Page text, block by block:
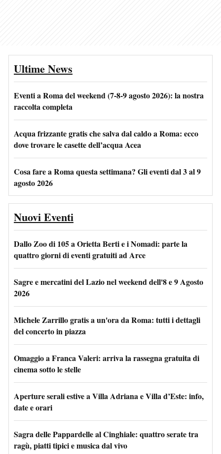
Ultime News
Eventi a Roma del weekend (7-8-9 agosto 2026): la nostra
raccolta completa
Acqua frizzante gratis che salva dal caldo a Roma: ecco
dove trovare le casette dell’acqua Acea
Cosa fare a Roma questa settimana? Gli eventi dal 3 al 9
agosto 2026
Nuovi Eventi
Dallo Zoo di 105 a Orietta Berti e i Nomadi: parte la
quattro giorni di eventi gratuiti ad Arce
Sagre e mercatini del Lazio nel weekend dell'8 e 9 Agosto
2026
Michele Zarrillo gratis a un'ora da Roma: tutti i dettagli
del concerto in piazza
Omaggio a Franca Valeri: arriva la rassegna gratuita di
cinema sotto le stelle
Aperture serali estive a Villa Adriana e Villa d’Este: info,
date e orari
Sagra delle Pappardelle al Cinghiale: quattro serate tra
ragù, piatti tipici e musica dal vivo